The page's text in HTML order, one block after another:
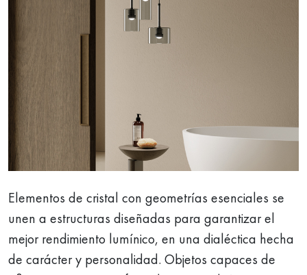
Elementos de cristal con geometrías esenciales se
unen a estructuras diseñadas para garantizar el
mejor rendimiento lumínico, en una dialéctica hecha
de carácter y personalidad. Objetos capaces de